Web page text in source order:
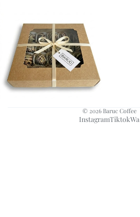
© 2026 Baruc Coffee
InstagramTiktokWa